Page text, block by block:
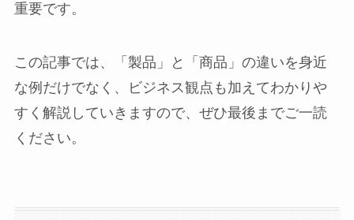
重要です。
この記事では、「製品」と「商品」の違いを身近
な例だけでなく、ビジネス観点も加えてわかりや
すく解説していきますので、ぜひ最後までご一読
ください。